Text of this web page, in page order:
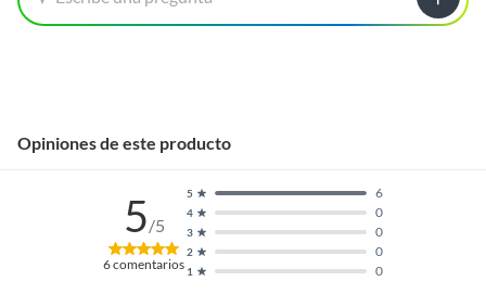
Opiniones de este producto
5/5
6comentarios 1 0
2 0
3 0
4 0
5 6